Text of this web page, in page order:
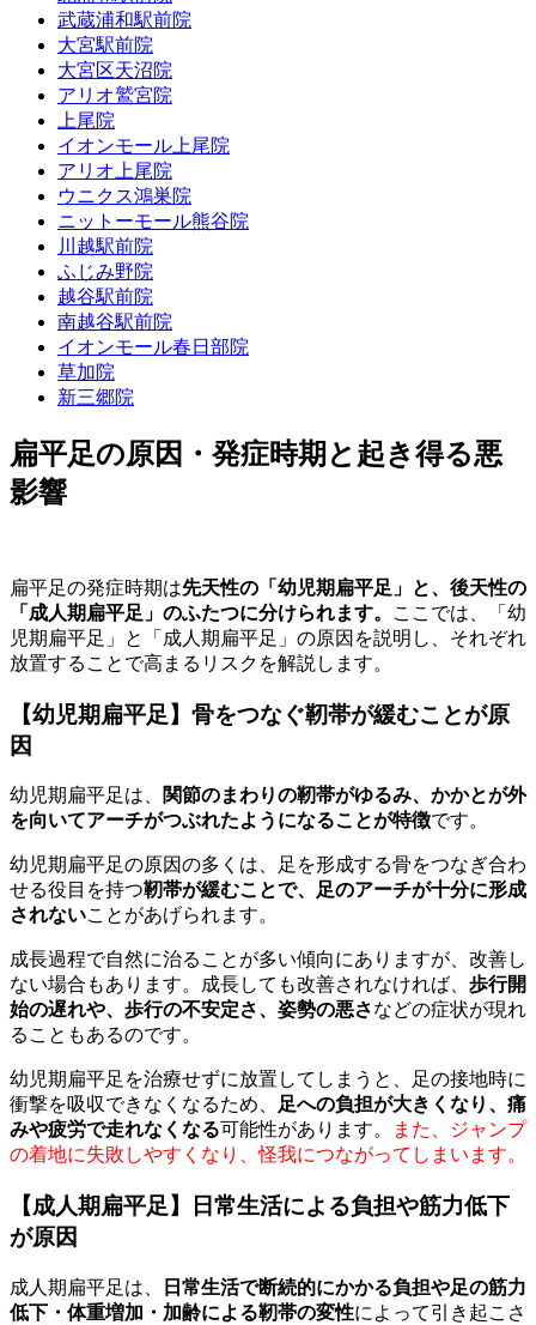
武蔵浦和駅前院
大宮駅前院
大宮区天沼院
アリオ鷲宮院
上尾院
イオンモール上尾院
アリオ上尾院
ウニクス鴻巣院
ニットーモール熊谷院
川越駅前院
ふじみ野院
越谷駅前院
南越谷駅前院
イオンモール春日部院
草加院
新三郷院
扁平足の原因・発症時期と起き得る悪
影響
扁平足の発症時期は先天性の「幼児期扁平足」と、後天性の
「成人期扁平足」のふたつに分けられます。
ここでは、「幼
児期扁平足」と「成人期扁平足」の原因を説明し、それぞれ
放置することで高まるリスクを解説します。
【幼児期扁平足】骨をつなぐ靭帯が緩むことが原
因
幼児期扁平足は、
関節のまわりの靭帯がゆるみ、かかとが外
を向いてアーチがつぶれたようになることが特徴です。
幼児期扁平足の原因の多くは、足を形成する骨をつなぎ合わ
せる役目を持つ靭帯が緩むことで、足のアーチが十分に形成
されないことがあげられます。
成長過程で自然に治ることが多い傾向にありますが、改善し
ない場合もあります。成長しても改善されなければ、 歩行開
始の遅れや、歩行の不安定さ、姿勢の悪さなどの症状が現れ
ることもあるのです。
幼児期扁平足を治療せずに放置してしまうと、足の接地時に
衝撃を吸収できなくなるため、
足への負担が大きくなり、痛
みや疲労で走れなくなる可能性があります。
また、ジャンプ
の着地に失敗しやすくなり、怪我につながってしまいます。
【成人期扁平足】日常生活による負担や筋力低下
が原因
成人期扁平足は、
日常生活で断続的にかかる負担や足の筋力
低下・体重増加・加齢による靭帯の変性によって引き起こさ